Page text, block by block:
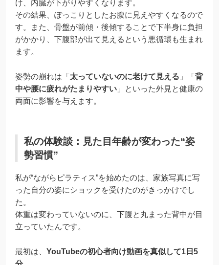
け、内臓が下がりやすくなります。
その結果、ぽっこりとしたお腹に見えやすくなるので
す。また、骨盤が前傾・後傾することで下半身に負担
がかかり、下腹部が出て見えるという悪循環も生まれ
ます。
姿勢の崩れは「 太っていないのに老けて見える 」「 背
中や腰に疲れがたまりやすい 」といった外見と健康の
両面に影響を与えます。
私の体験談：見た目年齢が変わった“姿
勢習慣”
私が“ながらピラティス”を始めたのは、家族写真に写
った自分の姿にショックを受けたのがきっかけでし
た。
体重は変わっていないのに、下腹と丸まった背中が目
立っていたんです。
最初は、 YouTubeの初心者向け動画を真似して1日5